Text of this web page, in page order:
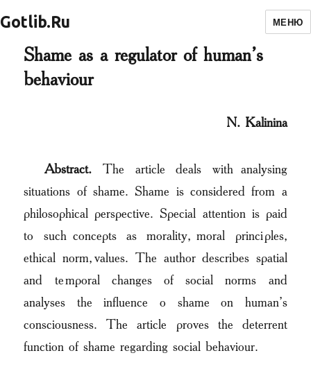
Gotlib.Ru МЕНЮ
Shame as a regulator of human’s
behaviour
N. Kalinina
Abstract. The article deals with analysing
situations of shame. Shame is considered from a
philosophical perspective. Special attention is paid
to such concepts as morality, moral principles,
ethical norm, values. The author describes spatial
and temporal changes of social norms and
analyses the influence o shame on human’s
consciousness. The article proves the deterrent
function of shame regarding social behaviour.